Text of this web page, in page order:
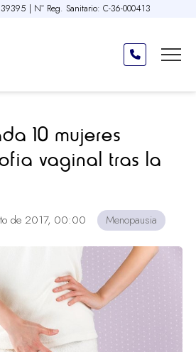
| Nº Reg. Sanitario: C-36-000413
10 mujeres
vaginal tras la
de 2017, 00:00 Menopausia